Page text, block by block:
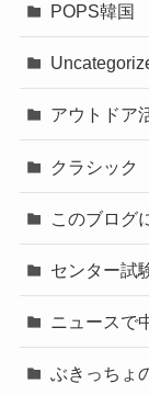
POPS韓国
アウトドア
クラシック
このブログ
センター試
ニュースで
ぶきっちょ